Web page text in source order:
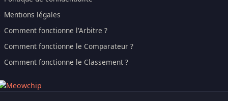
Mentions légales
Comment fonctionne l'Arbitre ?
Comment fonctionne le Comparateur ?
Comment fonctionne le Classement ?